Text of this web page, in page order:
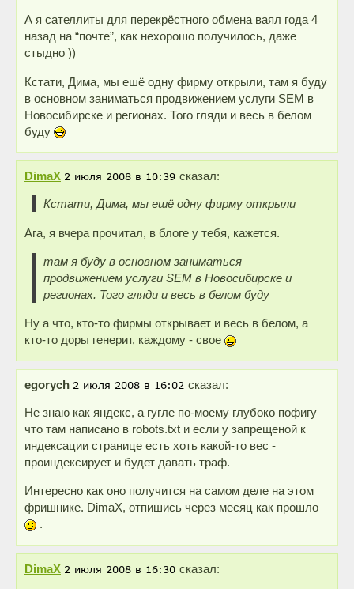
А я сателлиты для перекрёстного обмена ваял года 4
назад на “почте”, как нехорошо получилось, даже
стыдно ))
Кстати, Дима, мы ешё одну фирму открыли, там я буду
в основном заниматься продвижением услуги SEM в
Новосибирске и регионах. Того гляди и весь в белом
буду
DimaX сказал:
Кстати, Дима, мы ешё одну фирму открыли
Ага, я вчера прочитал, в блоге у тебя, кажется.
там я буду в основном заниматься
продвижением услуги SEM в Новосибирске и
регионах. Того гляди и весь в белом буду
Ну а что, кто-то фирмы открывает и весь в белом, а
кто-то доры генерит, каждому - свое
egorych сказал:
Не знаю как яндекс, а гугле по-моему глубоко пофигу
что там написано в robots.txt и если у запрещеной к
индексации странице есть хоть какой-то вес -
проиндексирует и будет давать траф.
Интересно как оно получится на самом деле на этом
фришнике. DimaX, отпишись через месяц как прошло
.
DimaX сказал: